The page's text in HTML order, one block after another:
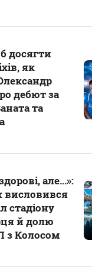
досягти
як
дебют за
та
але...»:
висловився
стадіону
й долю
з Колосом